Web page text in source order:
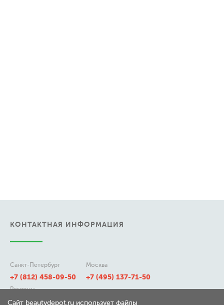
КОНТАКТНАЯ ИНФОРМАЦИЯ
Санкт-Петербург
+7 (812) 458-09-50
Москва
+7 (495) 137-71-50
Регионы
8 (800) 511-21-50
Сайт beautydepot.ru использует файлы